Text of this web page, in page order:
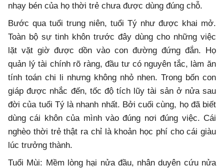
nhạy bén của họ thời trẻ chưa được dùng đúng chỗ.
Bước qua tuổi trung niên, tuổi Tý như được khai mở.
Toàn bộ sự tinh khôn trước đây dùng cho những việc
lặt vặt giờ được dồn vào con đường đứng đắn. Họ
quản lý tài chính rõ ràng, đầu tư có nguyên tắc, làm ăn
tính toán chi li nhưng không nhỏ nhen. Trong bốn con
giáp được nhắc đến, tốc độ tích lũy tài sản ở nửa sau
đời của tuổi Tý là nhanh nhất. Bởi cuối cùng, họ đã biết
dùng cái khôn của mình vào đúng nơi đúng việc. Cái
nghèo thời trẻ thật ra chỉ là khoản học phí cho cái giàu
lúc trưởng thành.
Tuổi Mùi: Mềm lòng hại nửa đầu, nhân duyên cứu nửa